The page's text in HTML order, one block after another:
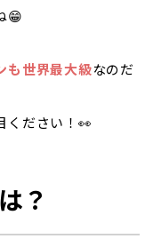
😁
も世界最大級なのだ
ください！👀
？